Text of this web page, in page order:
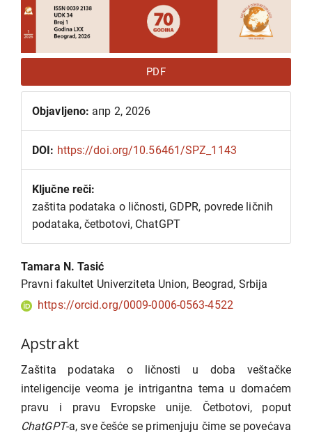
PDF
Objavljeno: апр 2, 2026
DOI: https://doi.org/10.56461/SPZ_1143
Ključne reči:
zaštita podataka o ličnosti, GDPR, povrede ličnih
podataka, četbotovi, ChatGPT
Glavni
sadržaj
članka
Tamara N. Tasić
Pravni fakultet Univerziteta Union, Beograd, Srbija
https://orcid.org/0009-0006-0563-4522
Apstrakt
Zaštita podataka o ličnosti u doba veštačke
inteligencije veoma je intrigantna tema u domaćem
pravu i pravu Evropske unije. Četbotovi, poput
ChatGPT-a, sve češće se primenjuju čime se povećava